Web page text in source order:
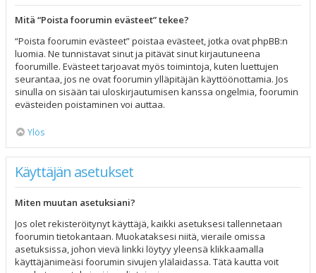
Mitä “Poista foorumin evästeet” tekee?
“Poista foorumin evästeet” poistaa evästeet, jotka ovat phpBB:n
luomia. Ne tunnistavat sinut ja pitävät sinut kirjautuneena
foorumille. Evästeet tarjoavat myös toimintoja, kuten luettujen
seurantaa, jos ne ovat foorumin ylläpitäjän käyttöönottamia. Jos
sinulla on sisään tai uloskirjautumisen kanssa ongelmia, foorumin
evästeiden poistaminen voi auttaa.
Ylös
Käyttäjän asetukset
Miten muutan asetuksiani?
Jos olet rekisteröitynyt käyttäjä, kaikki asetuksesi tallennetaan
foorumin tietokantaan. Muokataksesi niitä, vieraile omissa
asetuksissa, johon vievä linkki löytyy yleensä klikkaamalla
käyttäjänimeäsi foorumin sivujen ylälaidassa. Tätä kautta voit